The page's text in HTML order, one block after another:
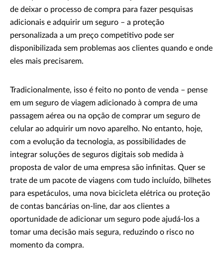
de deixar o processo de compra para fazer pesquisas
adicionais e adquirir um seguro – a proteção
personalizada a um preço competitivo pode ser
disponibilizada sem problemas aos clientes quando e onde
eles mais precisarem.
Tradicionalmente, isso é feito no ponto de venda – pense
em um seguro de viagem adicionado à compra de uma
passagem aérea ou na opção de comprar um seguro de
celular ao adquirir um novo aparelho. No entanto, hoje,
com a evolução da tecnologia, as possibilidades de
integrar soluções de seguros digitais sob medida à
proposta de valor de uma empresa são infinitas. Quer se
trate de um pacote de viagens com tudo incluído, bilhetes
para espetáculos, uma nova bicicleta elétrica ou proteção
de contas bancárias on-line, dar aos clientes a
oportunidade de adicionar um seguro pode ajudá-los a
tomar uma decisão mais segura, reduzindo o risco no
momento da compra.